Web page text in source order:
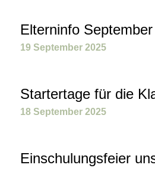
Elterninfo
19 September 2025
Startertage für die
18 September 2025
Einschulungsfeier